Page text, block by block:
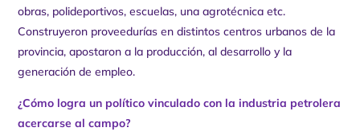
obras, polideportivos, escuelas, una agrotécnica etc.
Construyeron proveedurías en distintos centros urbanos de la
provincia, apostaron a la producción, al desarrollo y la
generación de empleo.
¿Cómo logra un político vinculado con la industria petrolera
acercarse al campo?